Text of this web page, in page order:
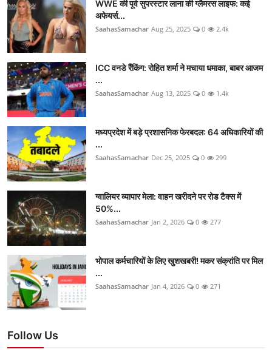
WWE की पूर्व सुपरस्टार लाना की ग्लैमरस लाइफ: कई
अफेयर्स...
SaahasSamachar Aug 25, 2025 0 2.4k
ICC वनडे रैंकिंग: रोहित शर्मा ने मचाया धमाका, बाबर आजम
...
SaahasSamachar Aug 13, 2025 0 1.4k
मध्यप्रदेश में बड़े प्रशासनिक फेरबदल: 64 अधिकारियों की
...
SaahasSamachar Dec 25, 2025 0 299
ग्वालियर व्यापार मेला: वाहन खरीदने पर रोड टैक्स में
50%...
SaahasSamachar Jan 2, 2026 0 277
भोपाल कर्मचारियों के लिए खुशखबरी! मकर संक्रांति पर मिल
...
SaahasSamachar Jan 4, 2026 0 271
Follow Us